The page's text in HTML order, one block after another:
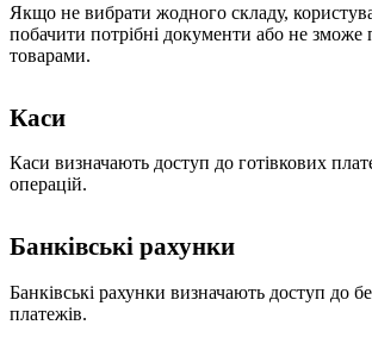
Якщо не вибрати жодного складу,
побачити потрібні документи або не зможе
товарами.
Каси
Каси визначають доступ до готівкових
операцій.
Банківські рахунки
Банківські рахунки визначають доступ до
платежів.